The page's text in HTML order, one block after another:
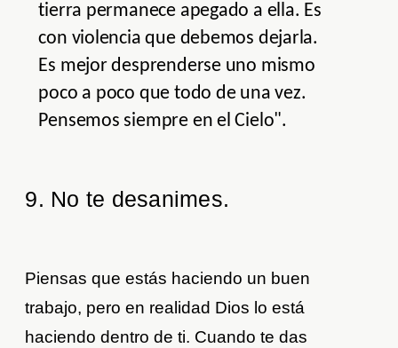
tierra permanece apegado a ella. Es
con violencia que debemos dejarla.
Es mejor desprenderse uno mismo
poco a poco que todo de una vez.
Pensemos siempre en el Cielo".
9. No te desanimes.
Piensas que estás haciendo un buen
trabajo, pero en realidad Dios lo está
haciendo dentro de ti. Cuando te das